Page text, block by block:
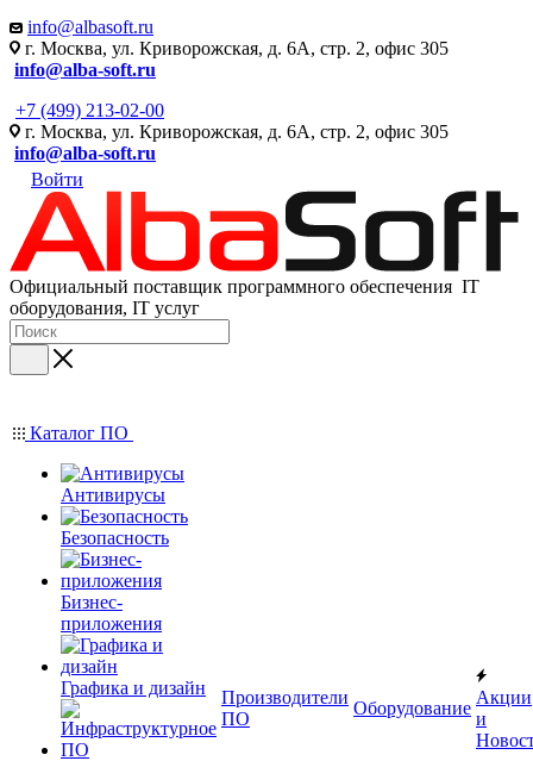
info@albasoft.ru
г. Москва, ул. Криворожская, д. 6А, стр. 2, офис 305
info@alba-soft.ru
+7 (499) 213-02-00
г. Москва, ул. Криворожская, д. 6А, стр. 2, офис 305
info@alba-soft.ru
Войти
Официальный поставщик программного обеспечения IT
оборудования, IT услуг
Каталог ПО
Антивирусы
Безопасность
Бизнес-
приложения
Графика и дизайн
Производители
ПО
Оборудование
Акции
и